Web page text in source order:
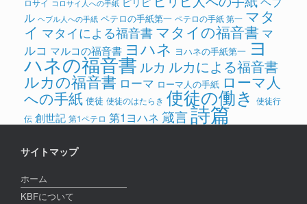
ロサイ コロサイ人への手紙
ル ヘブル人への手紙 ペテロの手紙第一 ペテロの手紙 第一 マタ
イ マタイによる福音書 マタイの福音書 マ
ルコ マルコの福音書 ヨハネ ヨハネの手紙第一 ヨ
ハネの福音書 ルカ ルカによる福音書
ルカの福音書 ローマ ローマ人の手紙 ローマ人
への手紙 使徒 使徒のはたらき 使徒の働き 使徒行
伝 創世記 第1ペテロ 第1ヨハネ 箴言詩篇
サイトマップ
ホーム
KBFについて